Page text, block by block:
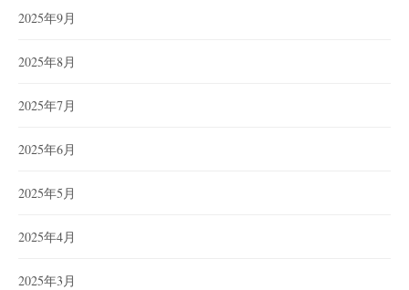
2025年9月
2025年8月
2025年7月
2025年6月
2025年5月
2025年4月
2025年3月